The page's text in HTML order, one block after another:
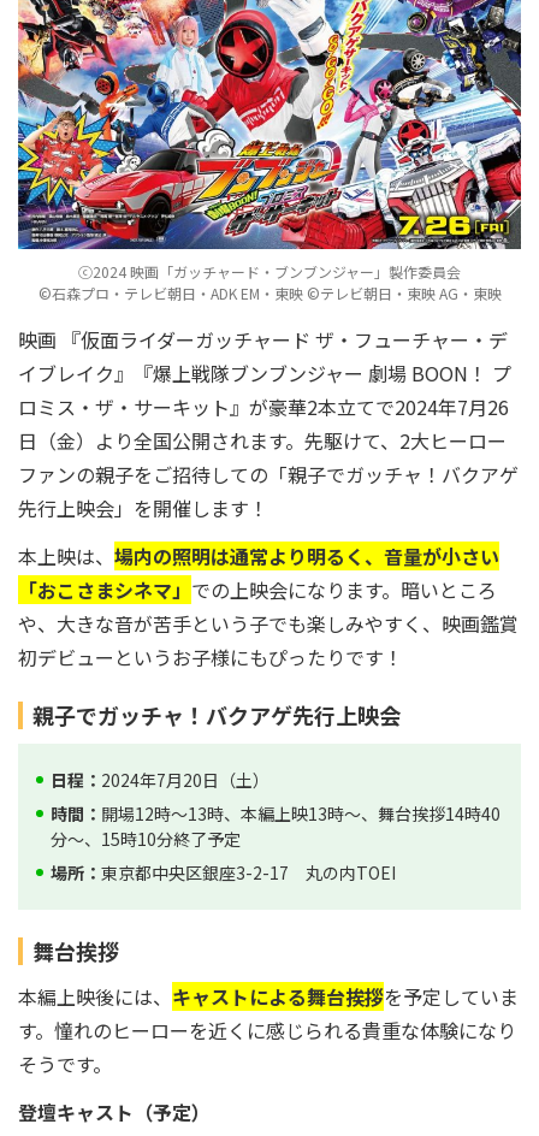
ⓒ2024 映画「ガッチャード・ブンブンジャー」製作委員会
©石森プロ・テレビ朝日・ADK EM・東映 ©テレビ朝日・東映 AG・東映
映画 『仮面ライダーガッチャード ザ・フューチャー・デ
イブレイク』『爆上戦隊ブンブンジャー 劇場 BOON！ プ
ロミス・ザ・サーキット』が豪華2本立てで2024年7月26
日（金）より全国公開されます。先駆けて、2大ヒーロー
ファンの親子をご招待しての「親子でガッチャ！バクアゲ
先行上映会」を開催します！
本上映は、 場内の照明は通常より明るく、音量が小さい
「おこさまシネマ」 での上映会になります。暗いところ
や、大きな音が苦手という子でも楽しみやすく、映画鑑賞
初デビューというお子様にもぴったりです！
親子でガッチャ！バクアゲ先行上映会
日程： 2024年7月20日（土）
時間： 開場12時～13時、本編上映13時～、舞台挨拶14時40
分～、15時10分終了予定
場所： 東京都中央区銀座3-2-17 丸の内TOEI
舞台挨拶
本編上映後には、 キャストによる舞台挨拶を予定していま
す。憧れのヒーローを近くに感じられる貴重な体験になり
そうです。
登壇キャスト（予定）